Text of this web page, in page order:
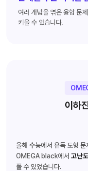
여러 개념을 엮은 융합 문
키울 수 있습니다.
이하
올해 수능에서 유독 도형
OMEGA black에서고난
풀 수 있었습니다.